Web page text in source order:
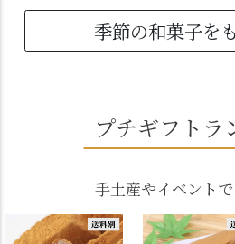
季節の和菓子を
プチギフトラ
手土産やイベント